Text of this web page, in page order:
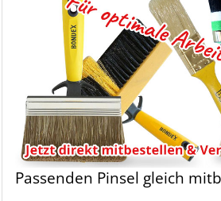
Passenden Pinsel gleich